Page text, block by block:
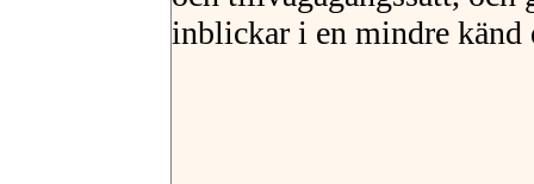
inblickar i en mindre känd